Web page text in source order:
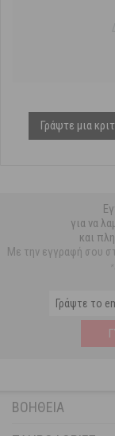
Γράψτε μια
για να
και
Με την εγγραφή σου
ΒΟΉΘΕΙΑ